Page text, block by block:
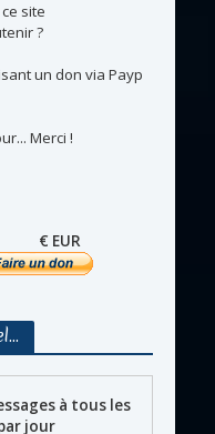
site
?
un don via Payp
Merci !
€ EUR
à tous les
jour